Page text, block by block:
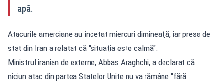
apă.
Atacurile amerciane au încetat miercuri dimineaţă, iar presa de
stat din Iran a relatat că "situaţia este calmă".
Ministrul iranian de externe, Abbas Araghchi, a declarat că
niciun atac din partea Statelor Unite nu va rămâne "fără